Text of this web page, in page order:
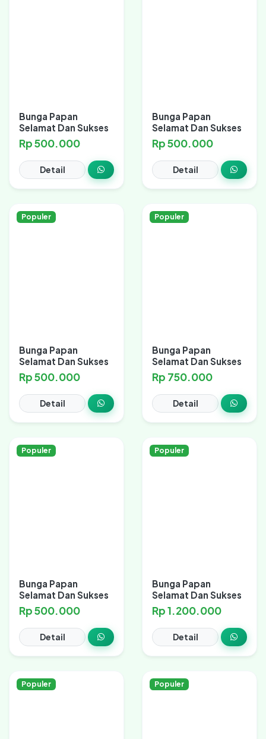
Bunga Papan
Selamat Dan Sukses
Rp 500.000
Detail
Bunga Papan
Selamat Dan Sukses
Rp 500.000
Detail
Populer
Bunga Papan
Selamat Dan Sukses
Rp 500.000
Detail
Populer
Bunga Papan
Selamat Dan Sukses
Rp 750.000
Detail
Populer
Bunga Papan
Selamat Dan Sukses
Rp 500.000
Detail
Populer
Bunga Papan
Selamat Dan Sukses
Rp 1.200.000
Detail
Populer Populer